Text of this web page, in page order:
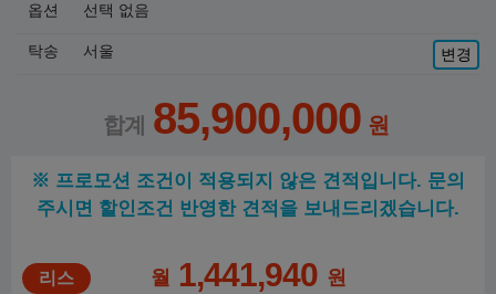
옵션 선택 없음
탁송 서울 변경
85,900,000
※ 프로모션 조건이 적용되지 않은 견적입니다. 문의
주시면 할인조건 반영한 견적을 보내드리겠습니다.
월 1,441,940 원